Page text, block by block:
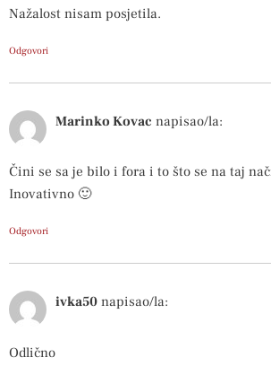
Nažalost nisam posjetila.
Odgovori
Marinko Kovac napisao/la:
Čini se sa je bilo i fora i to što se na taj
Inovativno 🙂
Odgovori
ivka50 napisao/la:
Odlično